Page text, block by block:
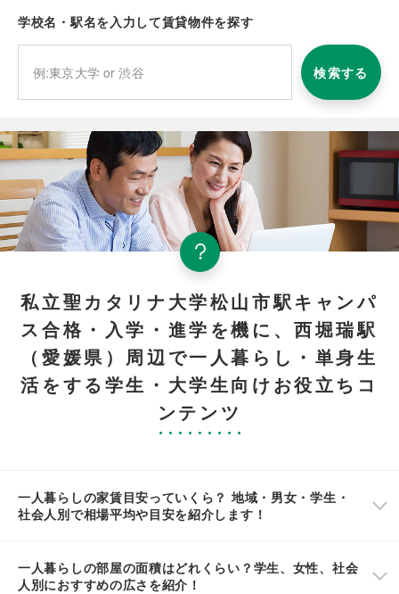
学校名・駅名を入力して賃貸物件を探す
検索する
私立聖カタリナ大学松山市駅キャンパ
ス合格・入学・進学を機に、西堀瑞駅
（愛媛県）周辺で一人暮らし・単身生
活をする学生・大学生向けお役立ちコ
ンテンツ
一人暮らしの家賃目安っていくら？ 地域・男女・学生・
社会人別で相場平均や目安を紹介します！
一人暮らしの部屋の面積はどれくらい？学生、女性、社会
人別におすすめの広さを紹介！